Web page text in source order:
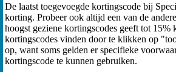
De laatst toegevoegde kortingscode bij
korting. Probeer ook altijd een van de
hoogst geziene kortingscodes geeft tot 15%
kortingscodes vinden door te klikken op
op, want soms gelden er specifieke
kortingscode te kunnen gebruiken.